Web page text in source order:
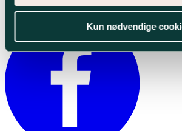
Kun nødvendige